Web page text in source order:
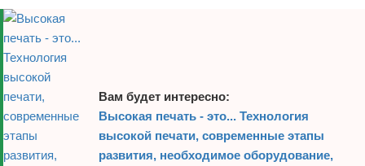
Вам будет интересно:
Высокая печать - это... Технология
высокой печати, современные этапы
развития, необходимое оборудование,